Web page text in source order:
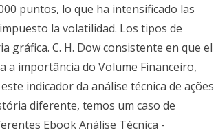
puntos, lo que ha intensificado las
la volatilidad. Los tipos de
gráfica. C. H. Dow consistente en que el
a importância do Volume Financeiro,
indicador da análise técnica de ações
diferente, temos um caso de
Ebook Análise Técnica -